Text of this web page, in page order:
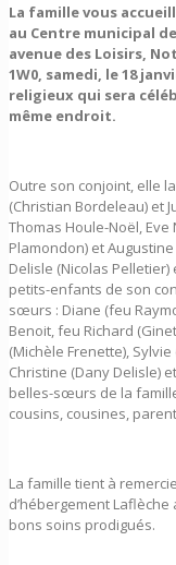
La famille vous
au Centre municipal
avenue des Loisirs,
1W0, samedi, le 18
religieux qui sera
même endroit.
Outre son conjoint, elle
(Christian Bordeleau) et
Thomas Houle-Noël,
Plamondon) et
Delisle (Nicolas
petits-enfants de son
sœurs : Diane (feu
Benoit, feu Richard
(Michèle Frenette),
Christine (Dany Delisle)
belles-sœurs de la
cousins, cousines,
La famille tient à
d’hébergement
bons soins prodigués.